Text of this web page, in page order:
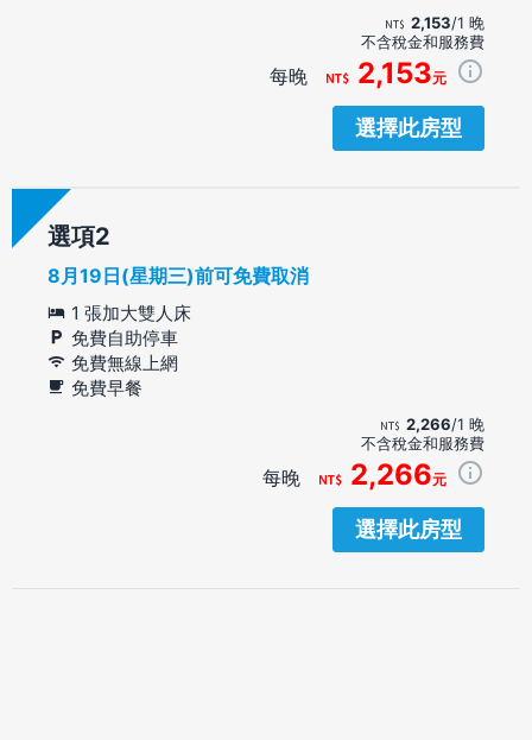
2,153/1 晚
不含稅金和服務費
每晚 2,153元
選擇此房型
選項
8月19日(星期三)前可免費取消
1 張加大雙人床
免費自助停車
免費無線上網
免費早餐
2,266/1 晚
不含稅金和服務費
每晚 2,266元
選擇此房型